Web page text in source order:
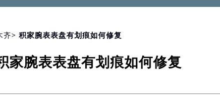
座6层602室（需提前预约）
层3705室（需提前预约）
齐> 积家腕表表盘有划痕如何修复
家腕表表盘有划痕如何修复